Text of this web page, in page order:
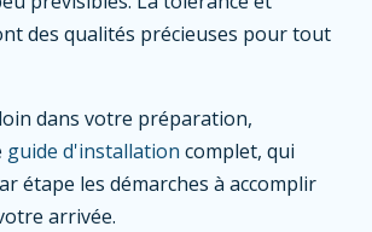
des qualités précieuses pour tout
dans votre préparation,
guide d'installation complet, qui
étape les démarches à accomplir
arrivée.